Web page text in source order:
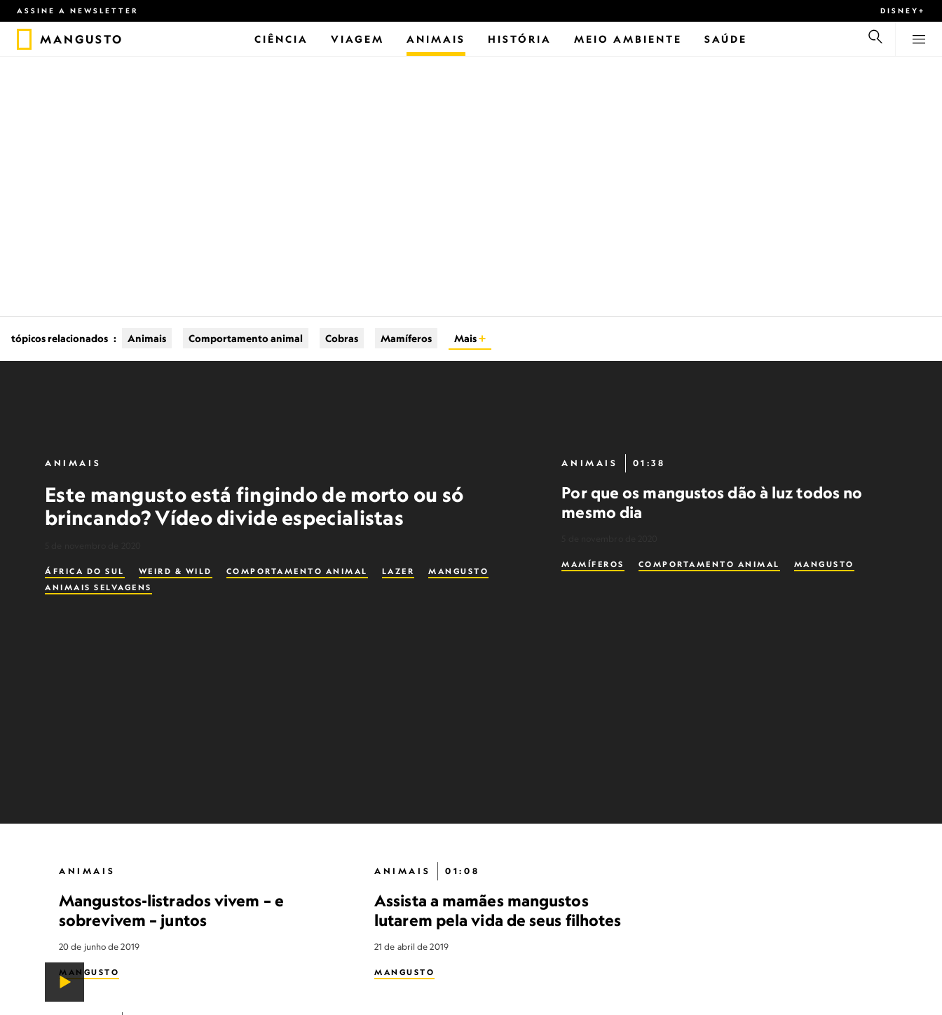
ASSINE A NEWSLETTER DISNEY+
MANGUSTO CIÊNCIA VIAGEM ANIMAIS HISTÓRIA MEIO AMBIENTE SAÚDE
tópicos relacionados : Animais Comportamento animal Cobras Mamíferos Mais
ANIMAIS
Este mangusto está fingindo de morto ou só
brincando? Vídeo divide especialistas
ÁFRICA DO SUL WEIRD & WILD COMPORTAMENTO ANIMAL LAZER
MANGUSTO
ANIMAIS SELVAGENS
ANIMAIS 01:38
Por que os mangustos dão à luz todos no
mesmo dia
MAMÍFEROS COMPORTAMENTO ANIMAL MANGUSTO
ANIMAIS
Mangustos-listrados vivem – e
sobrevivem – juntos
20 de junho de 2019
MANGUSTO
ANIMAIS 01:08
Assista a mamães mangustos
lutarem pela vida de seus filhotes
21 de abril de 2019
MANGUSTO